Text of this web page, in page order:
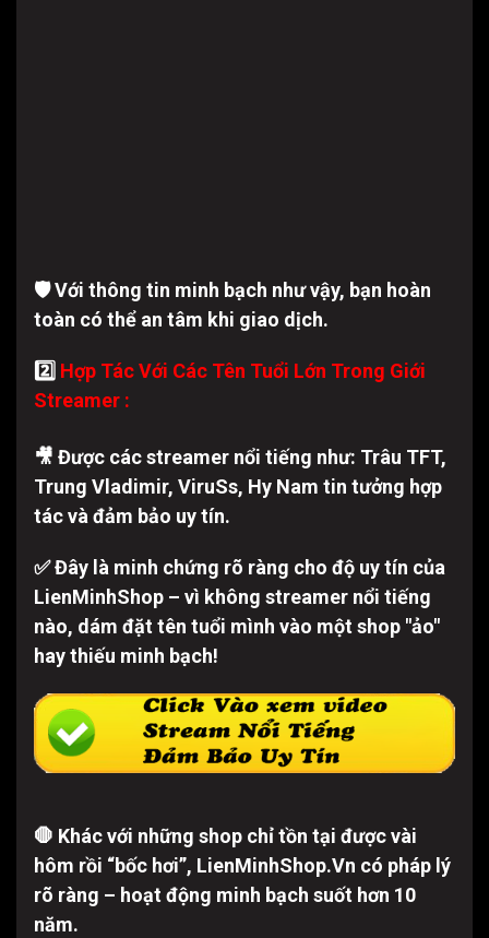
🛡 Với thông tin minh bạch như vậy, bạn hoàn
toàn có thể an tâm khi giao dịch.
2️⃣ Hợp Tác Với Các Tên Tuổi Lớn Trong Giới
Streamer :
🎥 Được các streamer nổi tiếng như: Trâu TFT,
Trung Vladimir, ViruSs, Hy Nam tin tưởng hợp
tác và đảm bảo uy tín.
✅ Đây là minh chứng rõ ràng cho độ uy tín của
LienMinhShop – vì không streamer nổi tiếng
nào, dám đặt tên tuổi mình vào một shop "ảo"
hay thiếu minh bạch!
🛑 Khác với những shop chỉ tồn tại được vài
hôm rồi “bốc hơi”, LienMinhShop.Vn có pháp lý
rõ ràng – hoạt động minh bạch suốt hơn 10
năm.